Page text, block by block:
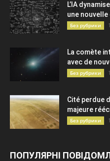
L’IA
une
Без рубрики
La comète
avec de
Без рубрики
Cité perdue
majeure
Без рубрики
ПОПУЛЯРНІ